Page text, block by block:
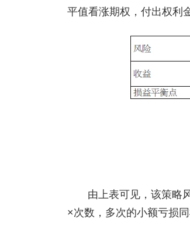
平值看涨期权，付出权利
由上表可见，该策略
×次数，多次的小额亏损